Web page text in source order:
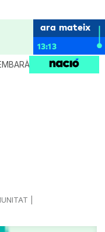
ara mateix
13:13
CRIANÇA